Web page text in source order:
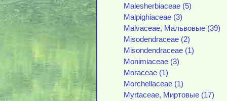
Malesherbiaceae (5)
Malpighiaceae (3)
Malvaceae, Мальвовые (39)
Misodendraceae (2)
Misondendraceae (1)
Monimiaceae (3)
Moraceae (1)
Morchellaceae (1)
Myrtaceae, Миртовые (17)